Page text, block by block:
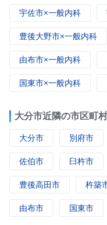
宇佐市×一般内科
豊後大野市×一般内科
由布市×一般内科
国東市×一般内科
大分市近隣の市区町
大分市 別府市
佐伯市 臼杵市
豊後高田市 杵築
由布市 国東市